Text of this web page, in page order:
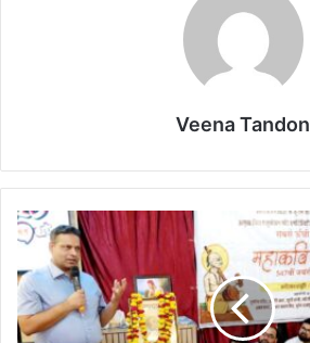
Veena Tandon
आगरा
संगीतमय
प्रस्तुतियां
के
माध्यम
से